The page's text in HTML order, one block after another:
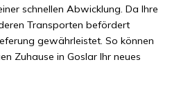
schnellen Abwicklung. Da Ihre
Transporten befördert
gewährleistet. So können
Zuhause in Goslar Ihr neues